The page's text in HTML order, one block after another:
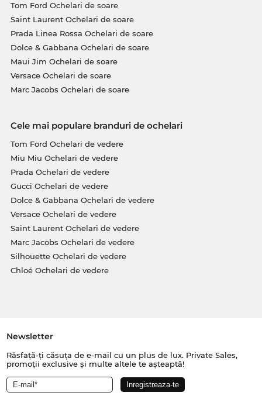
Tom Ford Ochelari de soare
Saint Laurent Ochelari de soare
Prada Linea Rossa Ochelari de soare
Dolce & Gabbana Ochelari de soare
Maui Jim Ochelari de soare
Versace Ochelari de soare
Marc Jacobs Ochelari de soare
Cele mai populare branduri de ochelari
Tom Ford Ochelari de vedere
Miu Miu Ochelari de vedere
Prada Ochelari de vedere
Gucci Ochelari de vedere
Dolce & Gabbana Ochelari de vedere
Versace Ochelari de vedere
Saint Laurent Ochelari de vedere
Marc Jacobs Ochelari de vedere
Silhouette Ochelari de vedere
Chloé Ochelari de vedere
Newsletter
Răsfață-ți căsuța de e-mail cu un plus de lux. Private Sales,
promoții exclusive și multe altele te așteaptă!